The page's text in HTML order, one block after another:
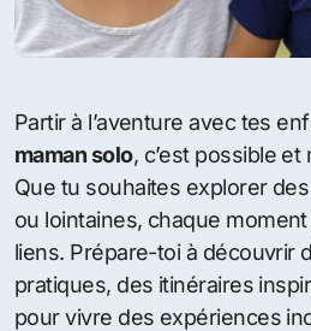
Partir à l’aventure avec tes
maman solo, c’est possible
Que tu souhaites explorer
ou lointaines, chaque
liens. Prépare-toi à découvrir
pratiques, des itinéraires
pour vivre des expériences